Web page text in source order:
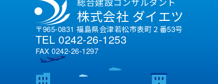
株式会社 ダイエツ
〒965-0831 福島県会津若松市表町２番53号
TEL 0242-26-1253
FAX 0242-26-1297